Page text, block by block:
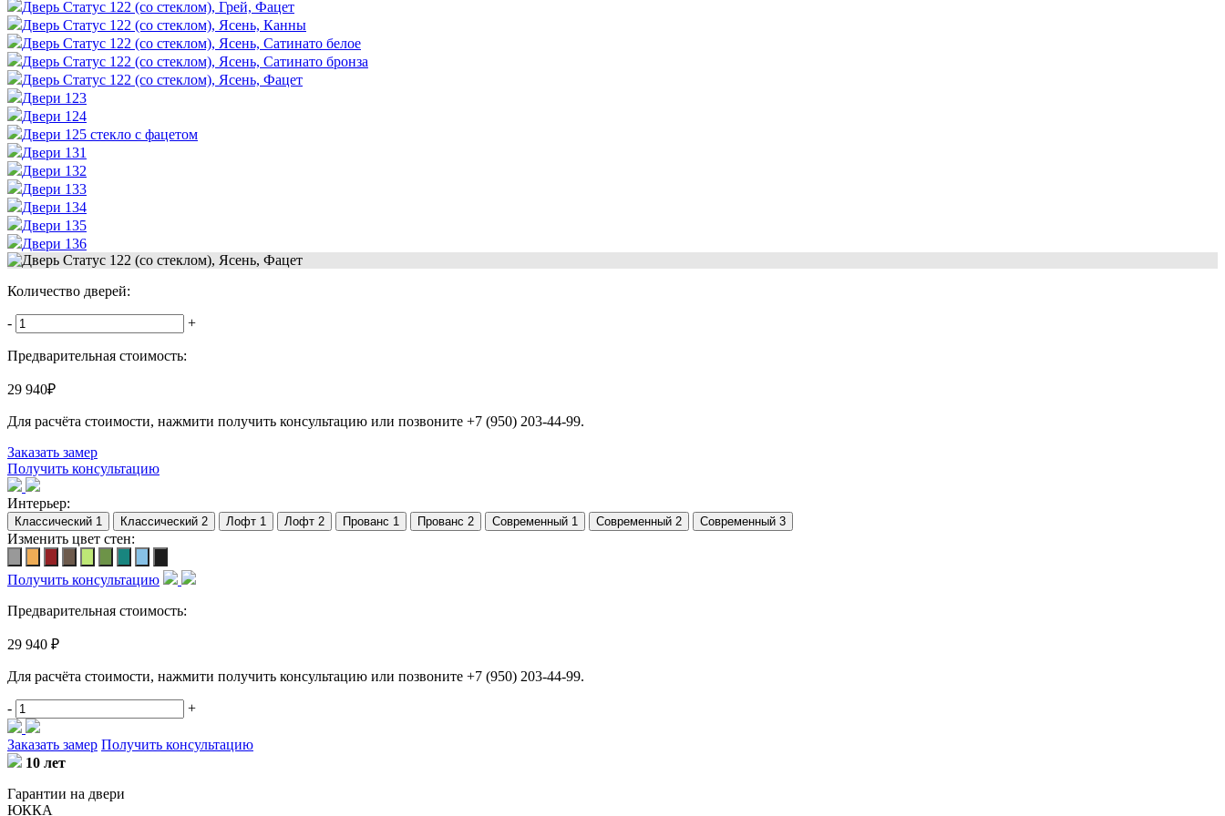
Дверь Статус 122 (со стеклом), Грей, Фацет
Дверь Статус 122 (со стеклом), Ясень, Канны
Дверь Статус 122 (со стеклом), Ясень, Сатинато белое
Дверь Статус 122 (со стеклом), Ясень, Сатинато бронза
Дверь Статус 122 (со стеклом), Ясень, Фацет
Двери 123
Двери 124
Двери 125 стекло с фацетом
Двери 131
Двери 132
Двери 133
Двери 134
Двери 135
Двери 136
Количество дверей:
- +
Предварительная стоимость:
29 940₽
Для расчёта стоимости, нажмити получить консультацию или позвоните +7 (950) 203-44-99.
Заказать замер
Получить консультацию
Интерьер:
Изменить цвет стен:
Получить консультацию
Предварительная стоимость:
29 940 ₽
Для расчёта стоимости, нажмити получить консультацию или позвоните +7 (950) 203-44-99.
- +
Заказать замер Получить консультацию
10 лет
Гарантии на двери
ЮККА